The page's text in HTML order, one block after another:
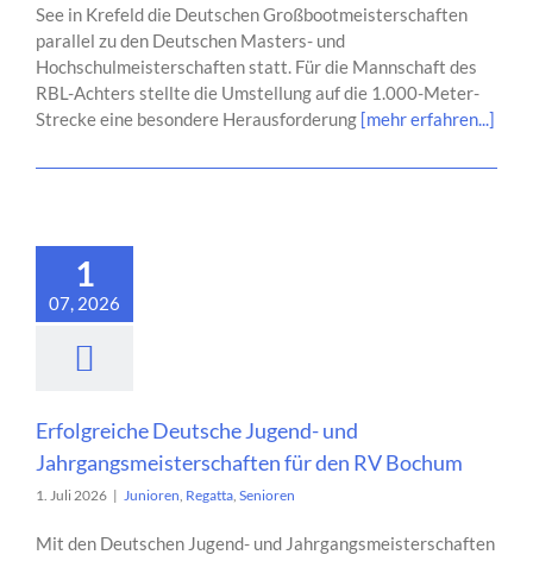
See in Krefeld die Deutschen Großbootmeisterschaften
parallel zu den Deutschen Masters- und
Hochschulmeisterschaften statt. Für die Mannschaft des
RBL-Achters stellte die Umstellung auf die 1.000-Meter-
Strecke eine besondere Herausforderung [mehr erfahren...]
1
07, 2026
Erfolgreiche Deutsche Jugend- und
Jahrgangsmeisterschaften für den RV Bochum
1. Juli 2026 | Junioren, Regatta, Senioren
Mit den Deutschen Jugend- und Jahrgangsmeisterschaften